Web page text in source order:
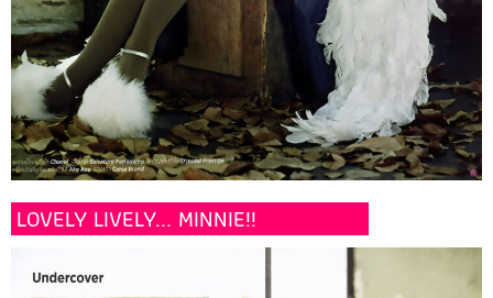
LOVELY LIVELY... MINNIE!!